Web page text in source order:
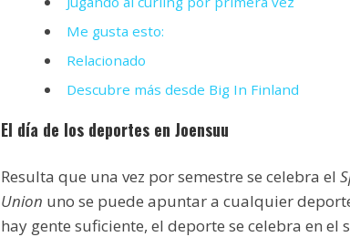
Me gusta esto:
Relacionado
Descubre más desde Big In Finland
El día de los deportes en Joensuu
Resulta que una vez por semestre se celebra el
Union uno se puede apuntar a cualquier
hay gente suficiente, el deporte se celebra en el